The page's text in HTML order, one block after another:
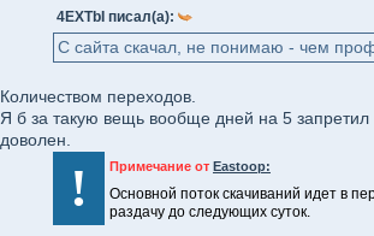
4EXTbI писал(а):
C сайта скачал, не понимаю - чем
Количеством переходов.
Я б за такую вещь вообще дней на 5
доволен.
! Примечание от Eastoop:
Основной поток скачиваний идет в
раздачу до следующих суток.